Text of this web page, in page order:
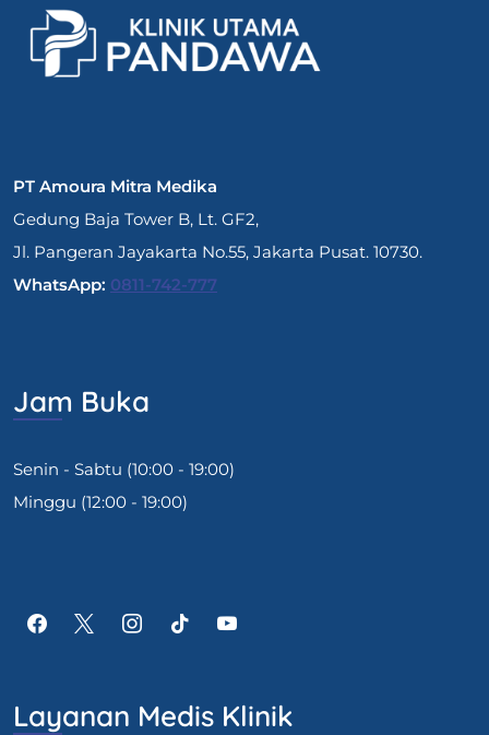
PT Amoura Mitra Medika
Gedung Baja Tower B, Lt. GF2,
Jl. Pangeran Jayakarta No.55, Jakarta Pusat. 10730.
WhatsApp: 0811-742-777
Jam Buka
Senin - Sabtu (10:00 - 19:00)
Minggu (12:00 - 19:00)
Layanan Medis Klinik